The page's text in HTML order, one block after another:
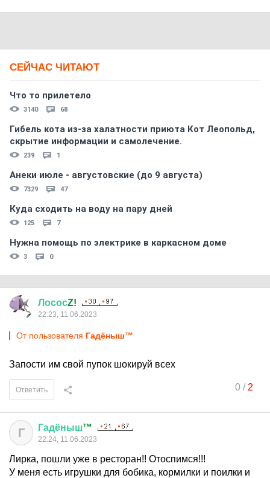
СЕЙЧАС ЧИТАЮТ
Что то прилетело
3140 68
Гибель кота из-за халатности приюта Кот Леопольд,
скрытиe информации и самолечение.
239 1
Анеки июле - августовские (до 9 августа)
7329 47
Куда сходить на воду на пару дней
125 7
Нужна помощь по электрике в каркасном доме
3 0
ЛососZ!
22:23, 11.06.2023
От пользователя Гадёныш™
Запости им свой пупок шокируй всех
0/ 2
Ответить
Г Гадёныш™
22:24, 11.06.2023
Лирка, пошли уже в ресторан!! Отоспимся!!!
У меня есть игрушки для бобика, кормилки и поилки и